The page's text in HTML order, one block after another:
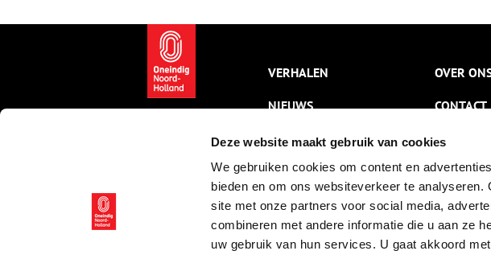
Deze website maakt gebruik van cookies
We gebruiken cookies om content en
bieden en om ons websiteverkeer te
site met onze partners voor social media,
combineren met andere informatie die u aan ze
uw gebruik van hun services. U gaat akkoord
VERHALEN
NIEUWS
KALENDER
THEMA’S
ACTIVITEITEN
VIDEO’S
OVER
CONTACT
PRIVACY